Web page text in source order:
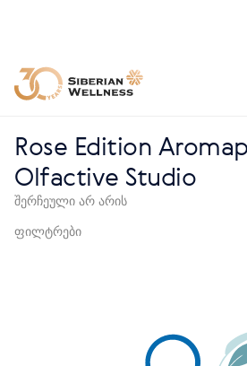
Rose Edition
Olfactive Studio
შერჩეული არ არის
ფილტრები